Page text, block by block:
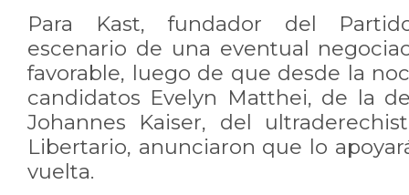
Para Kast, fundador del
escenario de una eventual
favorable, luego de que desde la
candidatos Evelyn Matthei, de la
Johannes Kaiser, del
Libertario, anunciaron que lo
vuelta.